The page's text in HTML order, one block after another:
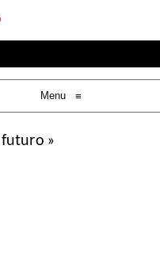
Menu ≡
»